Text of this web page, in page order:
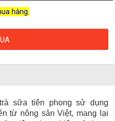
hàng.
sữa tiên phong sử dụng
từ nông sản Việt, mang lại